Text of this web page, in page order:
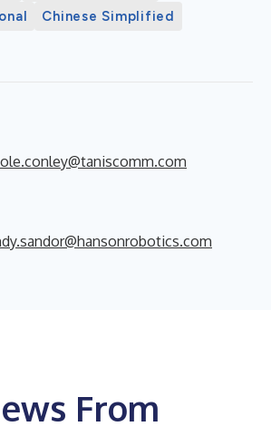
Chinese Simplified
From